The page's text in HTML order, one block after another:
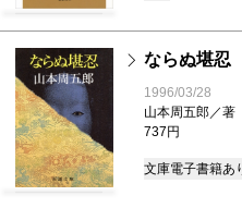
ならぬ堪忍
1996/03/28
山本周五郎／著
737円
文庫電子書籍あ